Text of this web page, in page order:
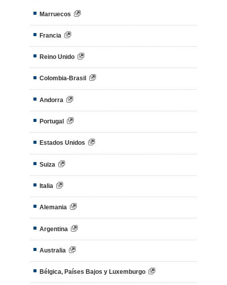
Marruecos
Francia
Reino Unido
Colombia-Brasil
Andorra
Portugal
Estados Unidos
Suiza
Italia
Alemania
Argentina
Australia
Bélgica, Países Bajos y Luxemburgo